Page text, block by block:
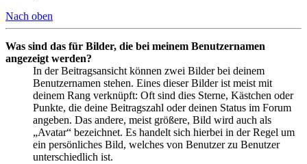
Nach oben
Was sind das für Bilder, die bei meinem Benutzernamen
angezeigt werden?
In der Beitragsansicht können zwei Bilder bei deinem
Benutzernamen stehen. Eines dieser Bilder ist meist mit
deinem Rang verknüpft: Oft sind dies Sterne, Kästchen oder
Punkte, die deine Beitragszahl oder deinen Status im Forum
angeben. Das andere, meist größere, Bild wird auch als
„Avatar“ bezeichnet. Es handelt sich hierbei in der Regel um
ein persönliches Bild, welches von Benutzer zu Benutzer
unterschiedlich ist.